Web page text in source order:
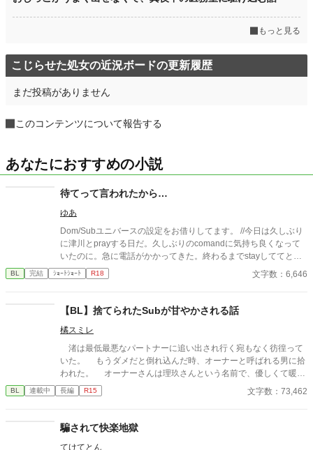
もっと見る
こじらせた処女の近況ボードの更新履歴
まだ投稿がありません
このコンテンツについて報告する
あなたにおすすめの小説
待てって言われたから…
ゆあ
Dom/Subユニバースの設定をお借りしてます。 //今日は久しぶり
に津川とprayする日だ。久しぶりのcomandに気持ち良くなって
いたのに。急に電話がかかってきた。終わるまでstayしててと言
われて、30分ほど待っている間に雪人はトイレに行きたくなって
いた。行かせてと言おうと思ったのだが、会社に戻るからそれま
は自筆です。 華奢な上司(sub)×がっしりめな後輩(dom)
BL 完結 ｼｮｰﾄｼｮｰﾄ R18 文字数：6,646
【BL】捨てられたSubが甘やかされる話
橘スミレ
渚は最低最悪なパートナーに追い出され行く宛もなく彷徨って
いた。 もうダメだと倒れ込んだ時、オーナーと呼ばれる男に拾
われた。 オーナーさんは理玖さんという名前で、優しくて暖か
いDomだ。 ただ執着心がすごく強い。渚の全てを知って管理し
たがる。 特に食へのこだわりが強く、渚が食べるもの全てを知
く、気味が悪いほどの執着が欲しくなってしまう。 理玖さんの
執着は日に日に重みを増していくが、渚はどこまでも幸福として
BL 連載中 長編 R15 文字数：73,462
騙されて快楽地獄
てけてとん